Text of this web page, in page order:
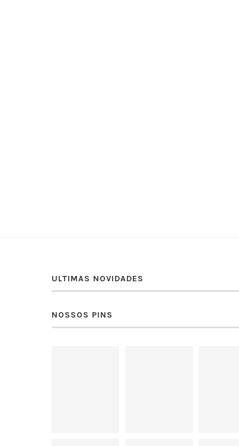
ULTIMAS NOVIDADES
NOSSOS PINS